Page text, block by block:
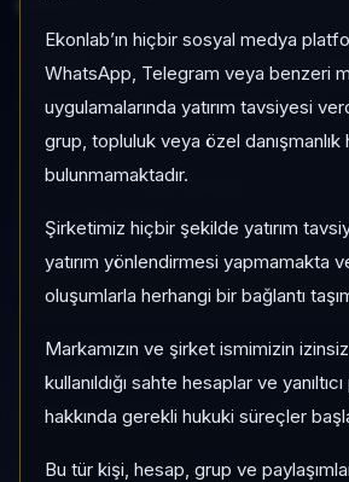
Ekonlab’ın hiçbir sosyal medya
WhatsApp, Telegram veya benzeri
uygulamalarında yatırım tavsiyesi
grup, topluluk veya özel danışmanlık
bulunmamaktadır.
Şirketimiz hiçbir şekilde yatırım
yatırım yönlendirmesi yapmamakta
oluşumlarla herhangi bir bağlantı
Markamızın ve şirket ismimizin
kullanıldığı sahte hesaplar ve
hakkında gerekli hukuki süreçler
Bu tür kişi, hesap, grup ve
Risk:Düşük Son fiyat:3,4300
1 AY VE 3 AY PERFORMANS
+%4,76
3 Ay:+%22,22
KATEGORI KONUMU
37/184
Momentum bazlı kategori içi sıra